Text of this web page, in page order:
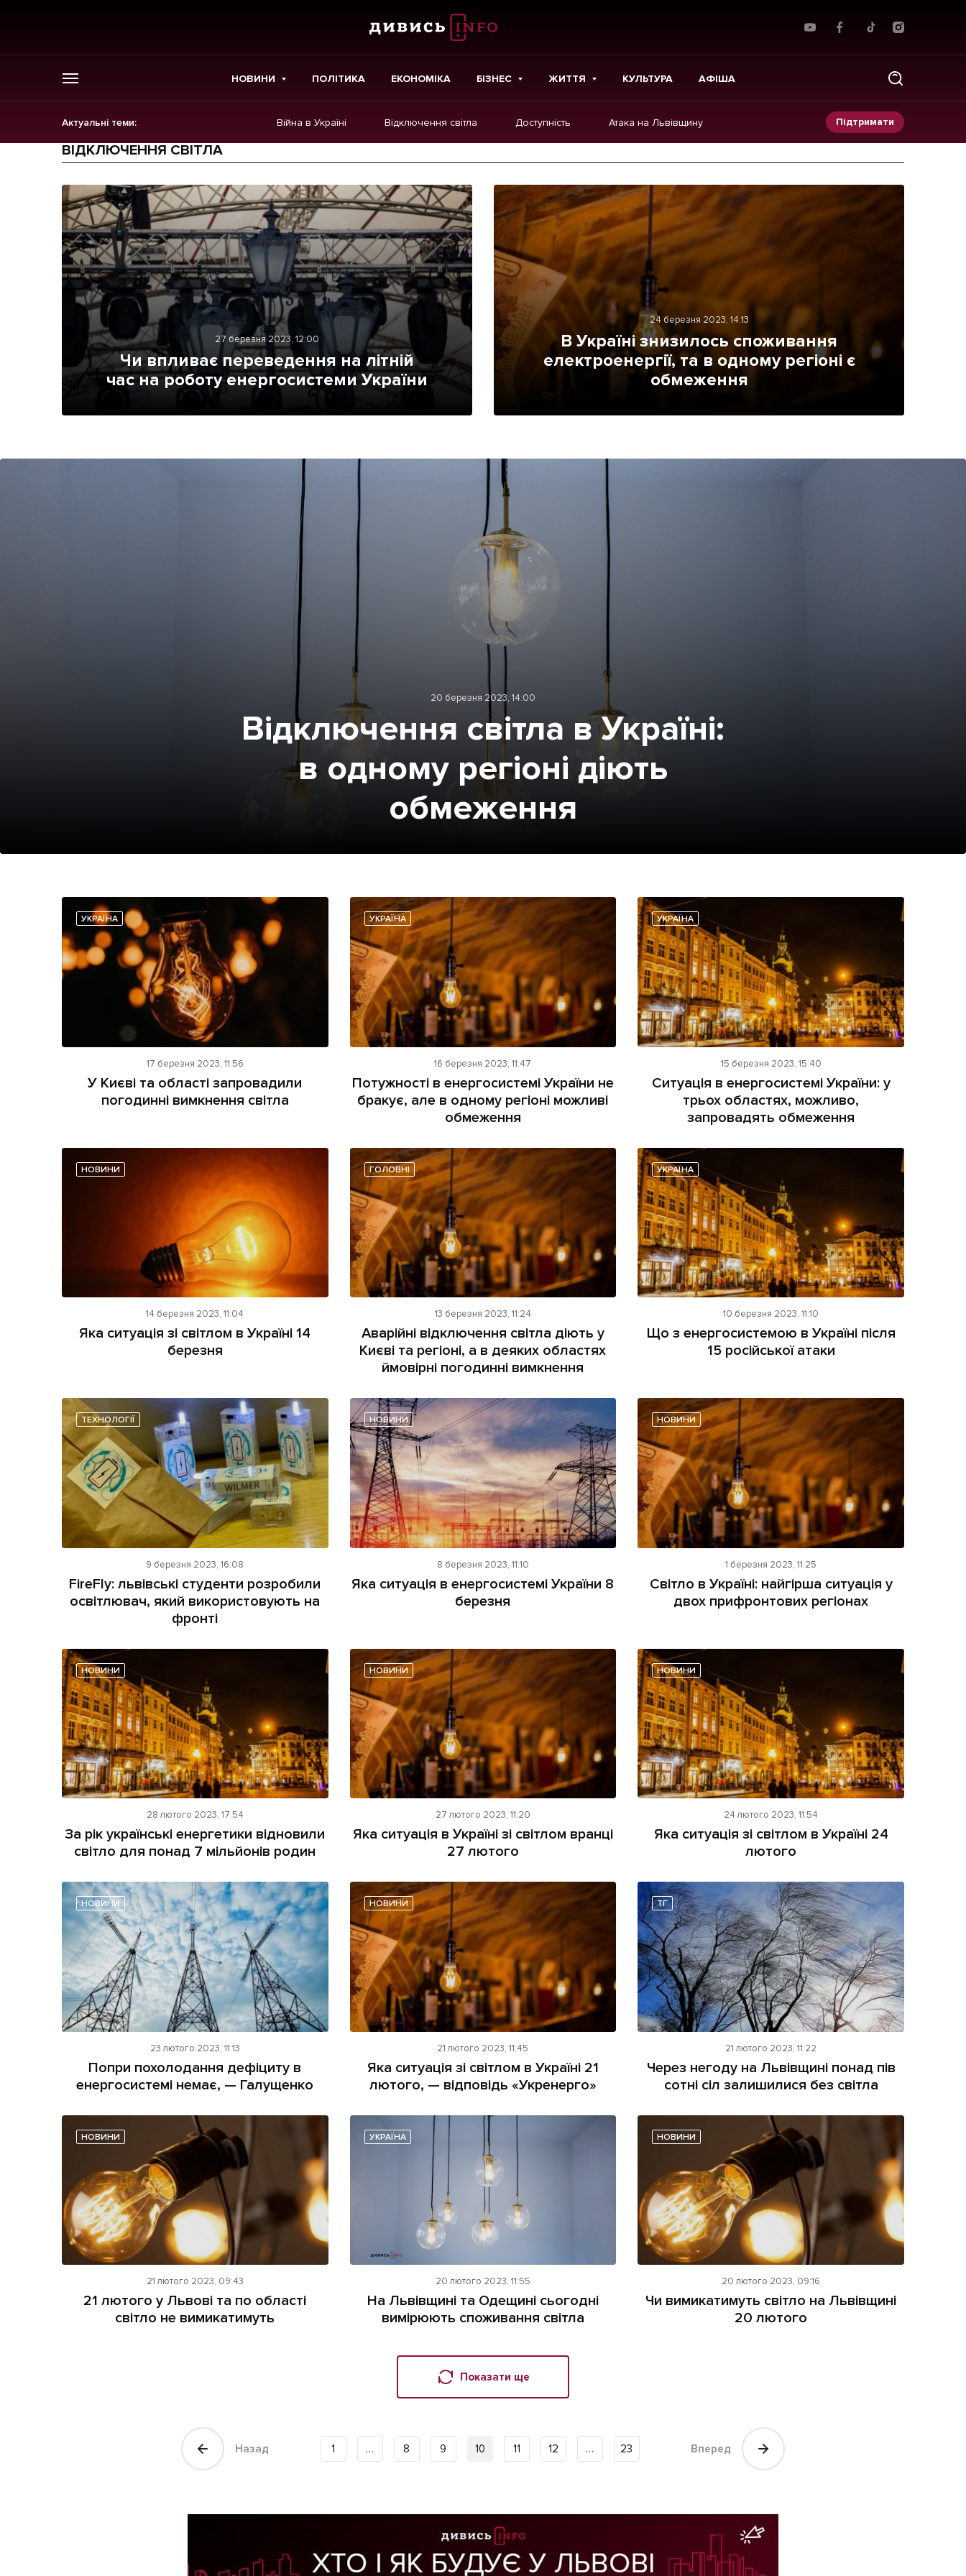
НОВИНИ ПОЛІТИКА ЕКОНОМІКА БІЗНЕС ЖИТТЯ КУЛЬТУРА АФІША
Актуальні теми: Війна в Україні Відключення світла Доступність Атака на Львівщину Підтримати
ГОЛОВНЕ
Новини
Політика
Економіка
Бізнес
Життя
Культура
Афіша
Інтерв'ю
Картки
Репортаж
Розслідування
Погляди
Ініціативи
Лонгріди
Прес-релізи
Фото/Відео
Made in Lviv
Політика конфіденційності
ВІДКЛЮЧЕННЯ СВІТЛА
27 березня 2023, 12:00
Чи впливає переведення на літній
час на роботу енергосистеми України
24 березня 2023, 14:13
В Україні знизилось споживання
електроенергії, та в одному регіоні є
обмеження
20 березня 2023, 14:00
Відключення світла в Україні:
в одному регіоні діють
обмеження
УКРАЇНА
17 березня 2023, 11:56
У Києві та області запровадили
погодинні вимкнення світла
УКРАЇНА
16 березня 2023, 11:47
Потужності в енергосистемі України не
бракує, але в одному регіоні можливі
обмеження
УКРАЇНА
15 березня 2023, 15:40
Ситуація в енергосистемі України: у
трьох областях, можливо,
запровадять обмеження
НОВИНИ
14 березня 2023, 11:04
Яка ситуація зі світлом в Україні 14
березня
ГОЛОВНІ
13 березня 2023, 11:24
Аварійні відключення світла діють у
Києві та регіоні, а в деяких областях
ймовірні погодинні вимкнення
УКРАЇНА
10 березня 2023, 11:10
Що з енергосистемою в Україні після
15 російської атаки
ТЕХНОЛОГІЇ
9 березня 2023, 16:08
FireFly: львівські студенти розробили
освітлювач, який використовують на
фронті
НОВИНИ
8 березня 2023, 11:10
Яка ситуація в енергосистемі України 8
березня
НОВИНИ
1 березня 2023, 11:25
Світло в Україні: найгірша ситуація у
двох прифронтових регіонах
НОВИНИ
28 лютого 2023, 17:54
За рік українські енергетики відновили
світло для понад 7 мільйонів родин
НОВИНИ
27 лютого 2023, 11:20
Яка ситуація в Україні зі світлом вранці
27 лютого
НОВИНИ
24 лютого 2023, 11:54
Яка ситуація зі світлом в Україні 24
лютого
НОВИНИ
23 лютого 2023, 11:13
Попри похолодання дефіциту в
енергосистемі немає, — Галущенко
НОВИНИ
21 лютого 2023, 11:45
Яка ситуація зі світлом в Україні 21
лютого, — відповідь «Укренерго»
ТГ
21 лютого 2023, 11:22
Через негоду на Львівщині понад пів
сотні сіл залишилися без світла
НОВИНИ
21 лютого 2023, 09:43
21 лютого у Львові та по області
світло не вимикатимуть
УКРАЇНА
20 лютого 2023, 11:55
На Львівщині та Одещині сьогодні
вимірюють споживання світла
НОВИНИ
20 лютого 2023, 09:16
Чи вимикатимуть світло на Львівщині
20 лютого
Показати ще
Назад 1 … 8 9 10 11 12 … 23 Вперед